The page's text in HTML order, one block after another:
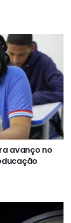
avanço no